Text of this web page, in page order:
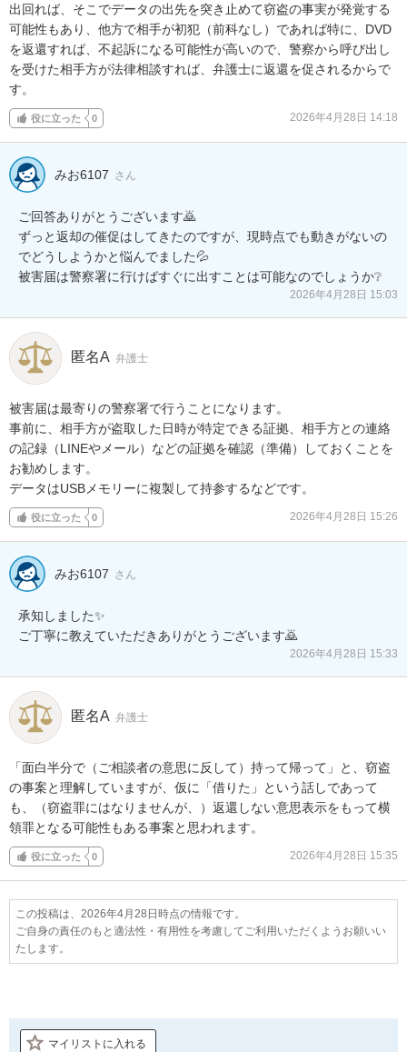
出回れば、そこでデータの出先を突き止めて窃盗の事実が発覚する
可能性もあり、他方で相手が初犯（前科なし）であれば特に、DVD
を返還すれば、不起訴になる可能性が高いので、警察から呼び出し
を受けた相手方が法律相談すれば、弁護士に返還を促されるからで
す。
役に立った 0 2026年4月28日 14:18
みお6107 さん
ご回答ありがとうございます🙇
ずっと返却の催促はしてきたのですが、現時点でも動きがないの
でどうしようかと悩んでました💦
被害届は警察署に行けばすぐに出すことは可能なのでしょうか❔
2026年4月28日 15:03
匿名A 弁護士
被害届は最寄りの警察署で行うことになります。
事前に、相手方が盗取した日時が特定できる証拠、相手方との連絡
の記録（LINEやメール）などの証拠を確認（準備）しておくことを
お勧めします。
データはUSBメモリーに複製して持参するなどです。
役に立った 0 2026年4月28日 15:26
みお6107 さん
承知しました✨
ご丁寧に教えていただきありがとうございます🙇
2026年4月28日 15:33
匿名A 弁護士
「面白半分で（ご相談者の意思に反して）持って帰って」と、窃盗
の事案と理解していますが、仮に「借りた」という話しであって
も、（窃盗罪にはなりませんが、）返還しない意思表示をもって横
領罪となる可能性もある事案と思われます。
役に立った 0 2026年4月28日 15:35
この投稿は、2026年4月28日時点の情報です。
ご自身の責任のもと適法性・有用性を考慮してご利用いただくようお願いい
たします。
マイリストに入れる